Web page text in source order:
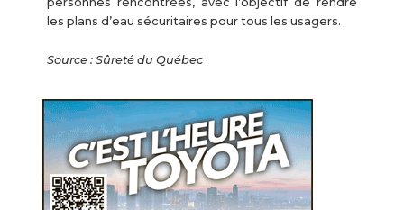
les plans d’eau sécuritaires pour tous les usagers.
Source : Sûreté du Québec